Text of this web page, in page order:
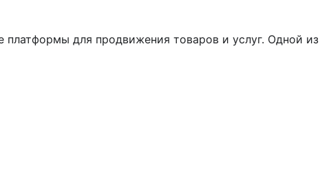
для продвижения товаров и услуг. Одной